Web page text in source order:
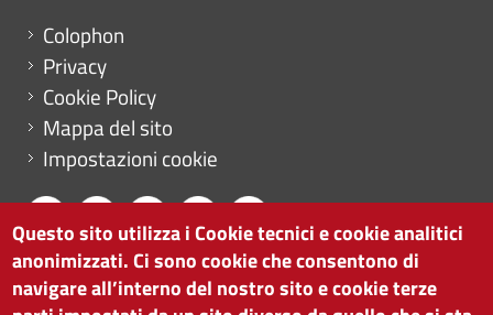
Menu footer
Colophon
Privacy
Cookie Policy
Mappa del sito
Impostazioni cookie
CAMERA DI COMMERCIO DI BOLZANO
via Alto Adige 60 | I-39100 Bolzano
Questo sito utilizza i Cookie tecnici e cookie analitici
anonimizzati. Ci sono cookie che consentono di
navigare all’interno del nostro sito e cookie terze